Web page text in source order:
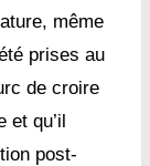
même
prises au
de croire
et qu’il
post-